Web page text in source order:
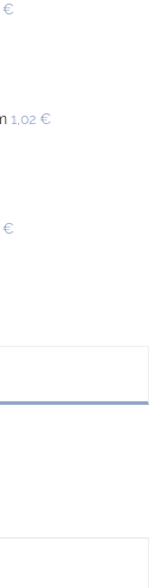
€
1,02 €
€